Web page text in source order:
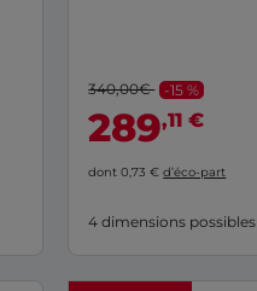
340,00€ -15 %
289,11 €
dont 0,73 €d’éco-part
4 dimensions possibles